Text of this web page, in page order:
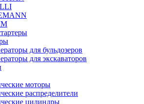
для бульдозеров
для экскаваторов
моторы
распределители
цилиндры